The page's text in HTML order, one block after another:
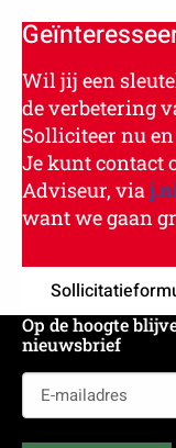
Wil jij een
de verbetering
Solliciteer nu
Je kunt contact
Adviseur, via
want we gaan
Op de hoogte
nieuwsbrief
mailadres